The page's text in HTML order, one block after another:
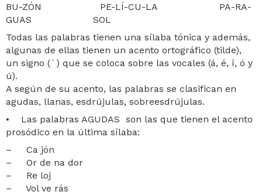
BU-ZÓN PE-LÍ-CU-LA PA-RA-
GUAS SOL
Todas las palabras tienen una sílaba tónica y además,
algunas de ellas tienen un acento ortográfico (tilde),
un signo (´) que se coloca sobre las vocales (á, é, í, ó y
ú).
A según de su acento, las palabras se clasifican en
agudas, llanas, esdrújulas, sobreesdrújulas.
• Las palabras AGUDAS son las que tienen el acento
prosódico en la última sílaba:
– Ca jón
– Or de na dor
– Re loj
– Vol ve rás